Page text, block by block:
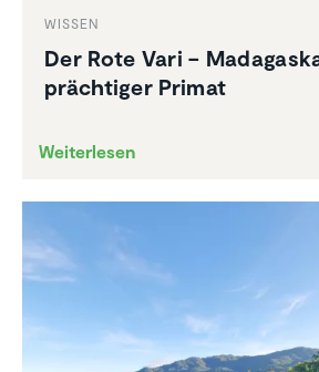
WISSEN
Der Rote Vari –
präch­tiger Primat
Weiterlesen